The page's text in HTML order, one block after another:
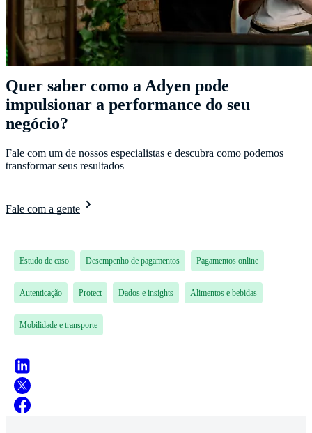
Quer saber como a Adyen pode
impulsionar a performance do seu
negócio?
Fale com um de nossos especialistas e descubra como podemos
transformar seus resultados
Fale com a gente
Estudo de caso Desempenho de pagamentos Pagamentos online
Autenticação Protect Dados e insights Alimentos e bebidas
Mobilidade e transporte